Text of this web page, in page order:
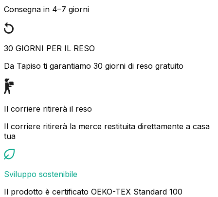
Consegna in 4–7 giorni
30 GIORNI PER IL RESO
Da Tapiso ti garantiamo 30 giorni di reso gratuito
Il corriere ritirerà il reso
Il corriere ritirerà la merce restituita direttamente a casa
tua
Sviluppo sostenibile
Il prodotto è certificato OEKO-TEX Standard 100